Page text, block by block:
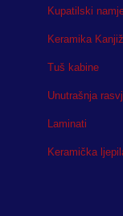
Kupatilski
Keramika
Tuš kabine
Unutrašnja
Laminati
Keramička